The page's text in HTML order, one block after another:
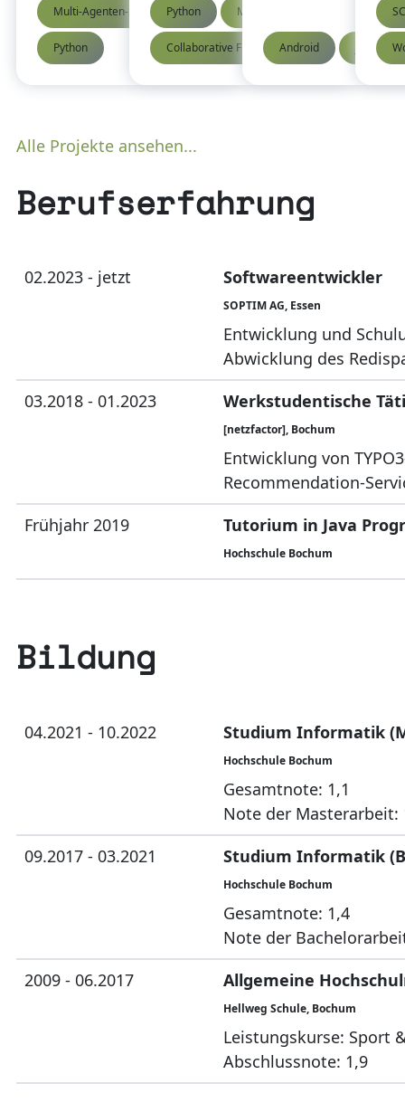
Multi-Agenten-Systeme
Python
Python Machine Learing
Collaborative Filtering Android
Alle Projekte ansehen...
Berufserfahrung
02.2023 - jetzt Softwareentwickler
SOPTIM AG, Essen
Entwicklung und
Abwicklung des
03.2018 - 01.2023
Werkstudentische
[netzfactor], Bochum
Entwicklung von
Recommendation-
Frühjahr 2019
Tutorium in Java
Hochschule Bochum
Bildung
04.2021 - 10.2022 Studium Informatik
Hochschule Bochum
Gesamtnote: 1,1
Note der Masterarbeit:
09.2017 - 03.2021
Studium Informatik
Hochschule Bochum
Gesamtnote: 1,4
Note der
2009 - 06.2017
Allgemeine
Hellweg Schule, Bochum
Leistungskurse: Sport
Abschlussnote: 1,9